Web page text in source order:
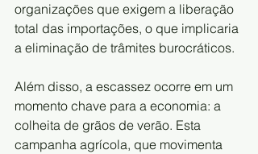
organizações que exigem a liberação
total das importações, o que implicaria
a eliminação de trâmites burocráticos.
Além disso, a escassez ocorre em um
momento chave para a economia: a
colheita de grãos de verão. Esta
campanha agrícola, que movimenta